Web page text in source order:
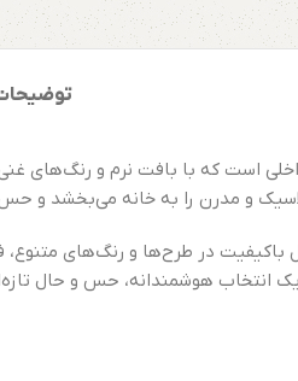
است که با بافت نرم و رنگ‌های
کلاسیک و مدرن را به خانه
باکیفیت در طرح‌ها و رنگ‌های
انتخاب هوشمندانه، حس و حال